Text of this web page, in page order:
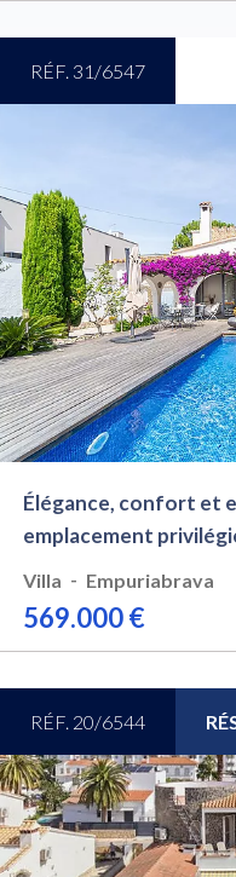
RÉF. 31/6547
Élégance, confort et
emplacement
Villa - Empuriabrava
569.000 €
RÉF. 20/6544